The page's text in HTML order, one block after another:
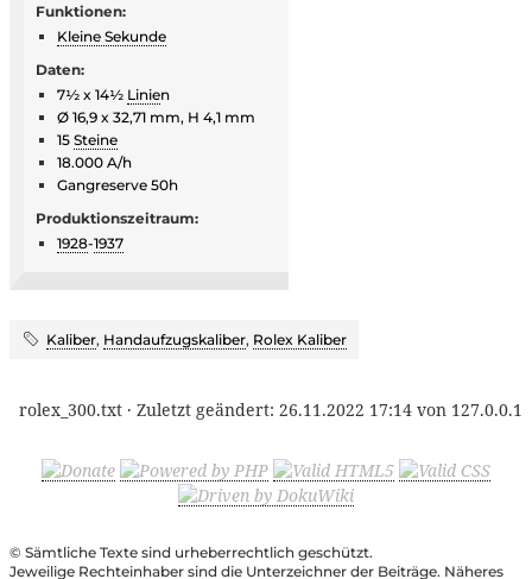
Funktionen:
Kleine Sekunde
Daten:
7½ x 14½ Linien
Ø 16,9 x 32,71 mm, H 4,1 mm
15 Steine
18.000 A/h
Gangreserve 50h
Produktionszeitraum:
1928-1937
Kaliber, Handaufzugskaliber, Rolex Kaliber
rolex_300.txt · Zuletzt geändert: 26.11.2022 17:14 von 127.0.0.1
© Sämtliche Texte sind urheberrechtlich geschützt.
Jeweilige Rechteinhaber sind die Unterzeichner der Beiträge. Näheres